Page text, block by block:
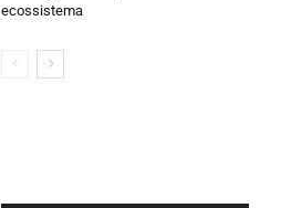
ecossistema